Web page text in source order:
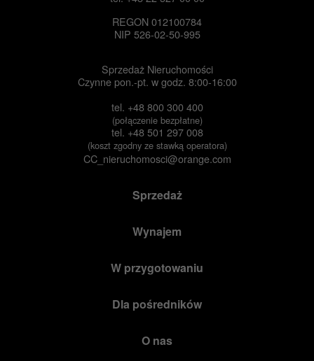
REGON012100784
NIP 526-02-50-995
Sprzedaż Nieruchomości
Czynne pon.-pt. w godz. 8:00-16:00
tel. +48 800 300 400
(połączenie bezpłatne)
tel. +48 501 297 008
(koszt zgodny ze stawką operatora)
CC_nieruchomosci@orange.com
Sprzedaż
Wynajem
W przygotowaniu
Dla pośredników
O nas